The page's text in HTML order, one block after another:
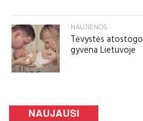
NAUJIENOS
Tėvystės
gyvena Lietuvoje
NAUJAUSI